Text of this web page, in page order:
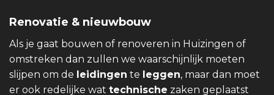
Renovatie & nieuwbouw
Als je gaat bouwen of renoveren in Huizingen of
omstreken dan zullen we waarschijnlijk moeten
slijpen om de leidingen te leggen, maar dan moet
er ook redelijke wat technische zaken geplaatst